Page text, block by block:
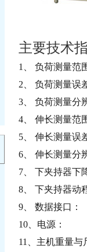
主要技术
1、 负荷测量范
2、 负荷测量
3、 负荷测量分
4、 伸长测量范
5、 伸长测量误
6、 伸长测量分
7、 下夹持器下
8、 下夹持器动
9、 数据接口
10、电源：
11、主机重量与